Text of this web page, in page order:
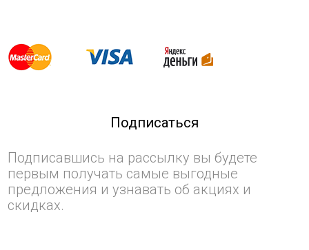
Подписаться
Подписавшись на рассылку вы будете
первым получать самые выгодные
предложения и узнавать об акциях и
скидках.